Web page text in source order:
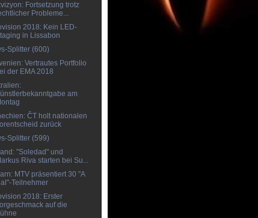
Fortsetzung trotz
Probleme...
2018: Kein LED-
in Lissabon
Splitter (600)
Vertrautes Portfolio
der EMA 2018
am
ČT holt nationalen
zurück
Splitter (599)
"Soledad" und
Riva starten bei Su...
MTV präsentiert 30 "A
Teilnehmer
2018: Erster
auf die